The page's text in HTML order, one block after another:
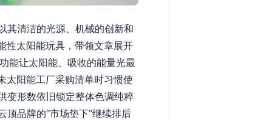
其清洁的光源、机械的创新和
性太阳能玩具，带领文章展开
能让太阳能、吸收的能量光最
太阳能工厂采购清单时习惯使
变形数依旧锁定整体色调纯粹
品牌的“市场垫下”继续排后